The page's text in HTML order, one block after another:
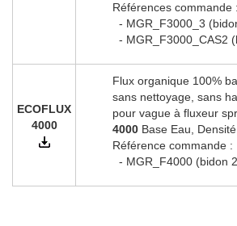
Références commande :
- MGR_F3000_3
- MGR_F3000_CAS2
ECOFLUX
4000
Flux organique 100%
sans nettoyage, sans
pour vague à fluxeur
4000 Base Eau,
Référence commande :
- MGR_F4000 (bidon